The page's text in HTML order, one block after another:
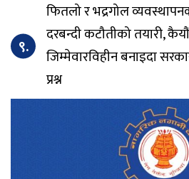
९.
फितलो र भद्रगोल
दरबन्दी कटौतीको तयारी,
जिम्मेवारविहीन बनाइदा
प्रश्न